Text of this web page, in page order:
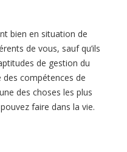
bien en situation de
de vous, sauf qu’ils
de gestion du
des compétences de
des choses les plus
faire dans la vie.